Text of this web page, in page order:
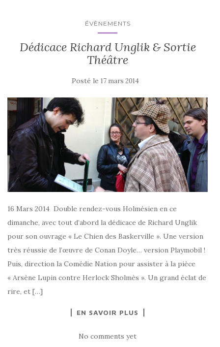
ÉVÈNEMENTS
Dédicace Richard Unglik & Sortie
Théâtre
Posté le 17 mars 2014
16 Mars 2014 Double rendez-vous Holmésien en ce
dimanche, avec tout d’abord la dédicace de Richard Unglik
pour son ouvrage « Le Chien des Baskerville ». Une version
très réussie de l’œuvre de Conan Doyle… version Playmobil !
Puis, direction la Comédie Nation pour assister à la pièce
« Arsène Lupin contre Herlock Sholmès ». Un grand éclat de
rire, et […]
EN SAVOIR PLUS
No comments yet